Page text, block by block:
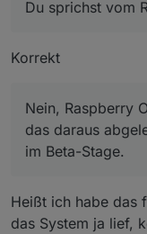
Du sprichst vom
Korrekt
Nein, Raspberry
das daraus
im Beta-Stage.
Heißt ich habe das
das System ja lief,